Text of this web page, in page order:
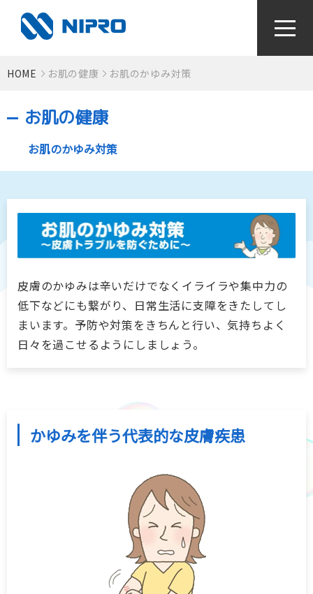
かかりつけ薬局をつくろう！
お薬と病気のなるほどライブラリ
視て！聴いて！知っとく健康動画
感染症対策〜手指衛生って何？〜
検査値はからだの通信簿
血圧手帳
お肌の健康
抗菌薬を正しく知って使おう
妊娠について考えるスタートBOOK
HOME お肌の健康 お肌のかゆみ対策
お肌の健康
お肌のかゆみ対策
皮膚のかゆみは辛いだけでなくイライラや集中力の
低下などにも繋がり、日常生活に支障をきたしてし
まいます。予防や対策をきちんと行い、気持ちよく
日々を過こせるようにしましょう。
かゆみを伴う代表的な皮膚疾患